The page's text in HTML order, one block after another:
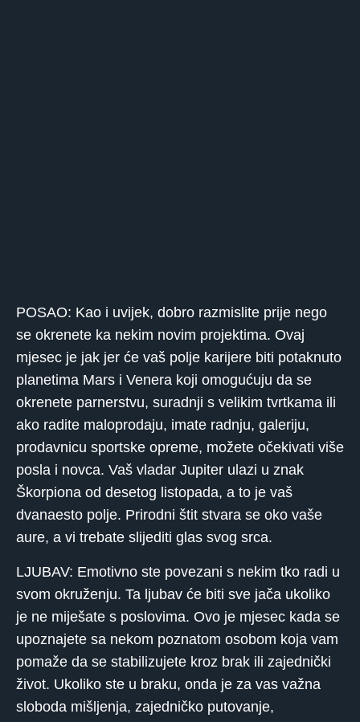
POSAO: Kao i uvijek, dobro razmislite prije nego
se okrenete ka nekim novim projektima. Ovaj
mjesec je jak jer će vaš polje karijere biti potaknuto
planetima Mars i Venera koji omogućuju da se
okrenete parnerstvu, suradnji s velikim tvrtkama ili
ako radite maloprodaju, imate radnju, galeriju,
prodavnicu sportske opreme, možete očekivati ​​više
posla i novca. Vaš vladar Jupiter ulazi u znak
Škorpiona od desetog listopada, a to je vaš
dvanaesto polje. Prirodni štit stvara se oko vaše
aure, a vi trebate slijediti glas svog srca.
LJUBAV: Emotivno ste povezani s nekim tko radi u
svom okruženju. Ta ljubav će biti sve jača ukoliko
je ne miješate s poslovima. Ovo je mjesec kada se
upoznajete sa nekom poznatom osobom koja vam
pomaže da se stabilizujete kroz brak ili zajednički
život. Ukoliko ste u braku, onda je za vas važna
sloboda mišljenja, zajedničko putovanje,